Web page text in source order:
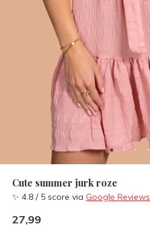
Cute summer jurk roze
✨ 4.8 / 5 score via Google Reviews
27,99